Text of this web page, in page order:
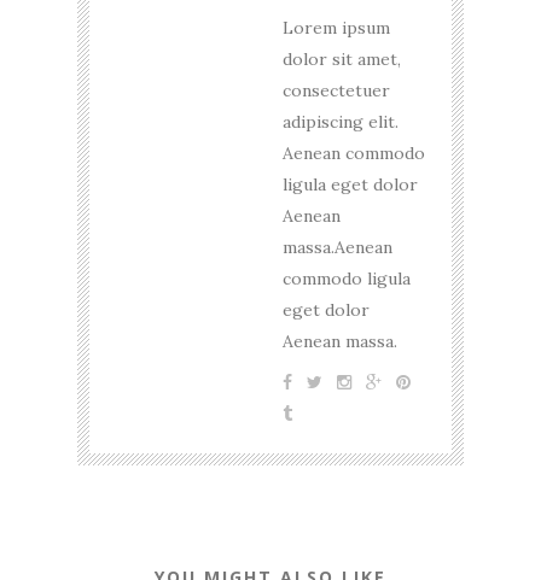
Lorem ipsum
dolor sit amet,
consectetuer
adipiscing elit.
Aenean commodo
ligula eget dolor
Aenean
massa.Aenean
commodo ligula
eget dolor
Aenean massa.